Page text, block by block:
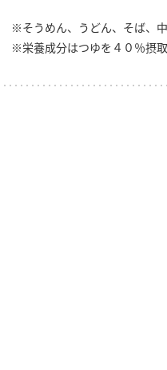
※そうめん、うどん、そば、
※栄養成分はつゆを４０％摂取